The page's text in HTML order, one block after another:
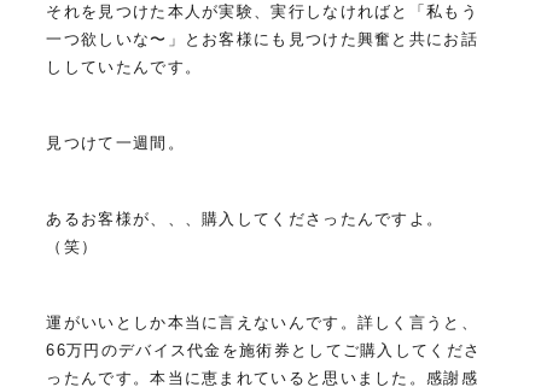
それを見つけた本人が実験、実行しなければと「私もう
一つ欲しいな〜」とお客様にも見つけた興奮と共にお話
ししていたんです。
見つけて一週間。
あるお客様が、、、購入してくださったんですよ。
（笑）
運がいいとしか本当に言えないんです。詳しく言うと、
66万円のデバイス代金を施術券としてご購入してくださ
ったんです。本当に恵まれていると思いました。感謝感